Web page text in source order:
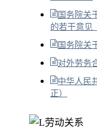
国务院关
的若干意见
国务院关
对外劳务
中华人民
正）